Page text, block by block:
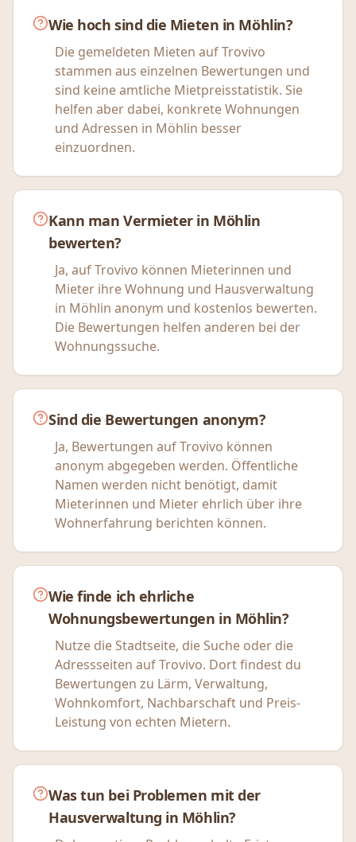
Wie hoch sind die Mieten in Möhlin?
Die gemeldeten Mieten auf Trovivo
stammen aus einzelnen Bewertungen und
sind keine amtliche Mietpreisstatistik. Sie
helfen aber dabei, konkrete Wohnungen
und Adressen in Möhlin besser
einzuordnen.
Kann man Vermieter in Möhlin
bewerten?
Ja, auf Trovivo können Mieterinnen und
Mieter ihre Wohnung und Hausverwaltung
in Möhlin anonym und kostenlos bewerten.
Die Bewertungen helfen anderen bei der
Wohnungssuche.
Sind die Bewertungen anonym?
Ja, Bewertungen auf Trovivo können
anonym abgegeben werden. Öffentliche
Namen werden nicht benötigt, damit
Mieterinnen und Mieter ehrlich über ihre
Wohnerfahrung berichten können.
Wie finde ich ehrliche
Wohnungsbewertungen in Möhlin?
Nutze die Stadtseite, die Suche oder die
Adressseiten auf Trovivo. Dort findest du
Bewertungen zu Lärm, Verwaltung,
Wohnkomfort, Nachbarschaft und Preis-
Leistung von echten Mietern.
Was tun bei Problemen mit der
Hausverwaltung in Möhlin?